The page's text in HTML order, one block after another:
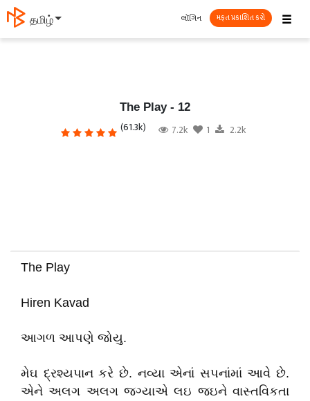
தமிழ் ☰
લૉગિન મફત પ્રકાશિત કરો
The Play - 12
(61.3k) 7.2k 1 2.2k
The Play
Hiren Kavad
આગળ આપણે જોયુ.
મેઘ દ્રશ્યપાન કરે છે. નવ્યા એનાં સપનાંમાં આવે છે.
એને અલગ અલગ જગ્યાએ લઇ જઇને વાસ્તવિકતા